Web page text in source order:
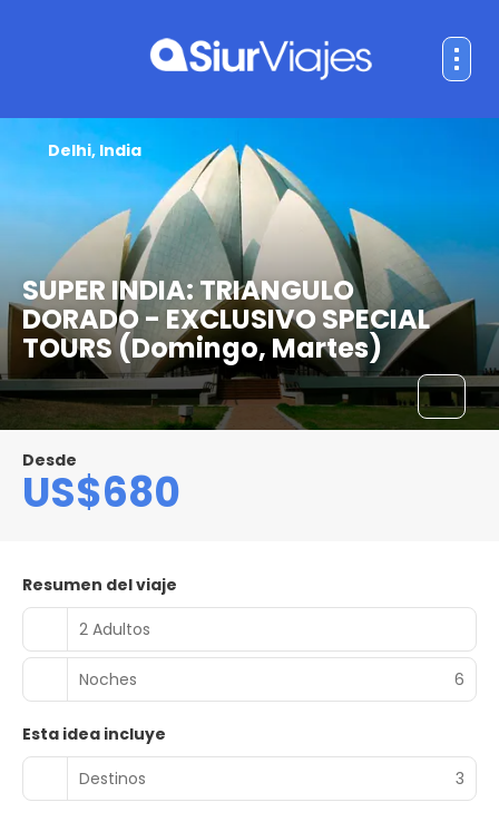
SUPER INDIA: TRIANGULO
DORADO - EXCLUSIVO SPECIAL
TOURS (Domingo, Martes)
Delhi, India
Desde
US$680
Resumen del viaje
2 Adultos
Noches 6
Esta idea incluye
Destinos
3